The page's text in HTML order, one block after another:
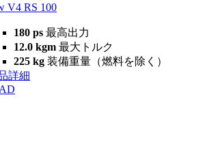
V4 RS 100
180 ps 最高出力
12.0 kgm 最大トルク
225 kg 装備重量（燃料を除く）
詳細